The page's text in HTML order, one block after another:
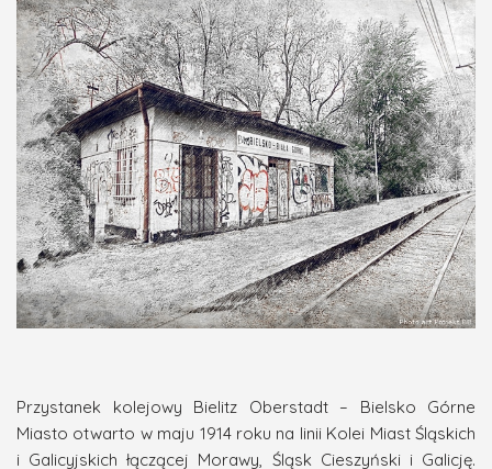
Przystanek kolejowy Bielitz Oberstadt – Bielsko Górne
Miasto otwarto w maju 1914 roku na linii Kolei Miast Śląskich
i Galicyjskich łączącej Morawy, Śląsk Cieszyński i Galicję.